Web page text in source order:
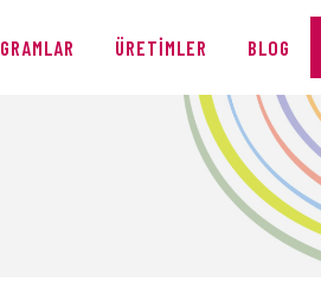
ÜRETIMLER BLOG